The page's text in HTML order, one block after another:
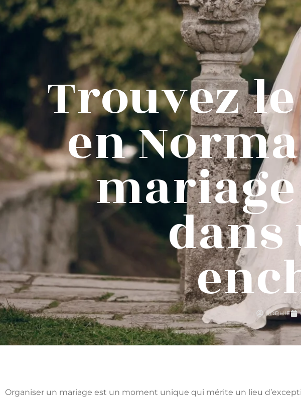
Trouvez
en
dans
SOPHIE
Organiser un mariage est un moment unique qui mérite un lieu